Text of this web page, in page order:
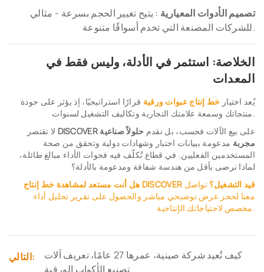
تصميم الأدوات المعيارية : يتيح تغيير الحجم بسرعة - مثالي
للشركات المصنعة التي تخدم أسواقًا متنوعة.
الخلاصة: استثمر في الأدلة، وليس فقط في
المعدات
يُعد اختيار خط إنتاج عبوات ورقية قرارًا استراتيجيًا، إذ يؤثر على جودة
منتجاتك وسمعة علامتك التجارية وتكاليف التشغيل لسنوات.
DISCOVER على بيع الآلات فحسب، بل نقدم حلولاً صناعية
مجربة مدعومة ببيانات اختبار وشهادات دولية وتحقق من صحة
المستخدمين الفعليين. في قطاع تُكلّف فيه فجوات الأداء مبالغ طائلة،
لماذا نرضى بأقل من هندسة شفافة ومدعومة بالأدلة؟
هل أنت مستعد لمشاهدة خط إنتاج DISCOVER قيد التشغيل؟ تواصل
معنا لحجز عرض توضيحي مباشر والحصول على تقرير تحليل أداء
مخصص لاحتياجاتك الإنتاجية.
التالي:
كيف تُعيد شركة صينية، عمرها 27 عامًا، تعريف آلات
تصنيع الأكواب الورقية